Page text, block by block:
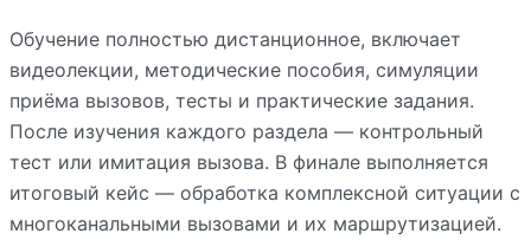
Обучение полностью дистанционное, включает
видеолекции, методические пособия, симуляции
приёма вызовов, тесты и практические задания.
После изучения каждого раздела — контрольный
тест или имитация вызова. В финале выполняется
итоговый кейс — обработка комплексной ситуации с
многоканальными вызовами и их маршрутизацией.